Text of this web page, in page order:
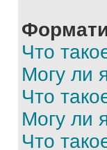
Что
Могу ли
Что
Могу ли
Что